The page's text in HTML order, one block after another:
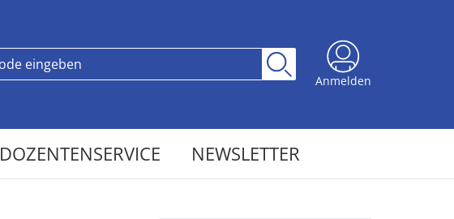
Anmelden
DOZENTENSERVICE NEWSLETTER